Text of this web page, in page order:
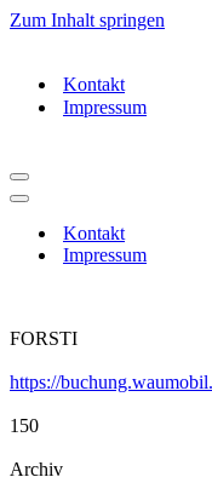
Zum Inhalt springen
Kontakt
Impressum
Navigationsmenü
Navigationsmenü
Kontakt
Impressum
FORSTI
https://
150
Archiv